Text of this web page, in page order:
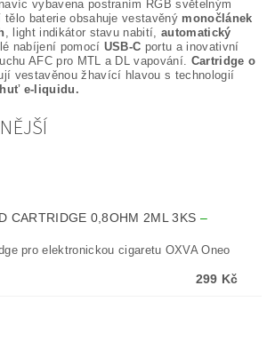
vybavena postraním RGB světelným
tělo baterie obsahuje vestavěný monočlánek
, light indikátor stavu nabití,automatický
nabíjení pomocí USB-C portu a inovativní
AFC pro MTL a DL vapování. Cartridge o
vestavěnou žhavící hlavou s technologií
e-liquidu.
CARTRIDGE 0,8OHM 2ML 3KS –
pro elektronickou cigaretu OXVA Oneo
299 Kč